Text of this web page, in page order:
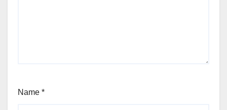
Name *